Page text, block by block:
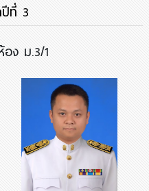
ที่ 3
ง ม.3/1